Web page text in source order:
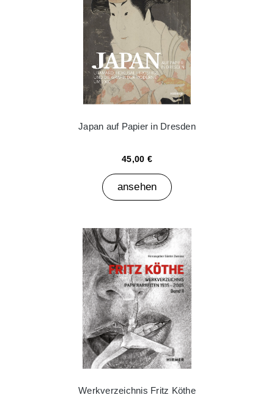
Japan auf Papier in Dresden
45,00 €
ansehen
Werkverzeichnis Fritz Köthe